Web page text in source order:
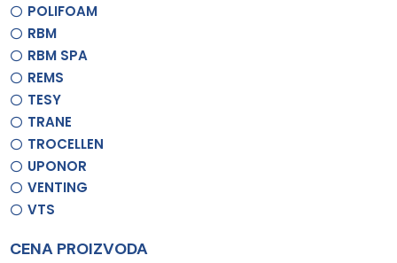
POLIFOAM
RBM
RBM SPA
REMS
TESY
TRANE
TROCELLEN
UPONOR
VENTING
VTS
CENA PROIZVODA